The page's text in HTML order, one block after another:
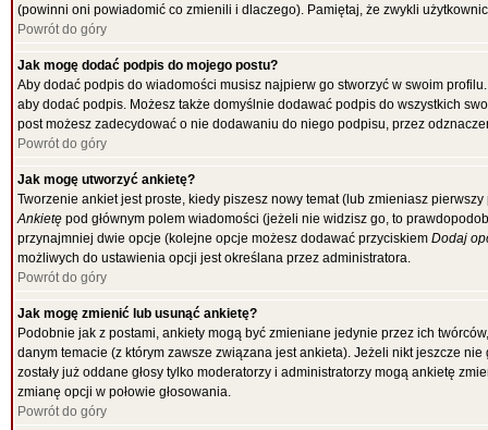
(powinni oni powiadomić co zmienili i dlaczego). Pamiętaj, że zwykli
Powrót do góry
Jak mogę dodać podpis do mojego postu?
Aby dodać podpis do wiadomości musisz najpierw go stworzyć w swoim
aby dodać podpis. Możesz także domyślnie dodawać podpis do wszystkich
post możesz zadecydować o nie dodawaniu do niego podpisu, przez
Powrót do góry
Jak mogę utworzyć ankietę?
Tworzenie ankiet jest proste, kiedy piszesz nowy temat (lub zmieniasz
Ankietę pod głównym polem wiadomości (jeżeli nie widzisz go, to
przynajmniej dwie opcje (kolejne opcje możesz dodawać przyciskiem Dodaj
możliwych do ustawienia opcji jest określana przez administratora.
Powrót do góry
Jak mogę zmienić lub usunąć ankietę?
Podobnie jak z postami, ankiety mogą być zmieniane jedynie przez ich
danym temacie (z którym zawsze związana jest ankieta). Jeżeli nikt jeszcze
zostały już oddane głosy tylko moderatorzy i administratorzy mogą ankietę
zmianę opcji w połowie głosowania.
Powrót do góry